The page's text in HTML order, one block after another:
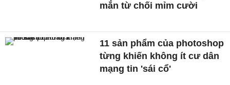
mắn từ chối mỉm cười
11 sản phẩm của photoshop
từng khiến không ít cư dân
mạng tin 'sái cổ'